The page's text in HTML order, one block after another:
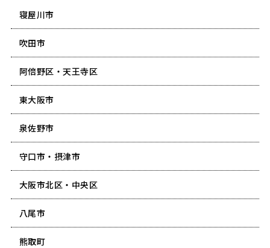
寝屋川市
吹田市
阿倍野区・天王寺区
東大阪市
泉佐野市
守口市・摂津市
大阪市北区・中央区
八尾市
熊取町